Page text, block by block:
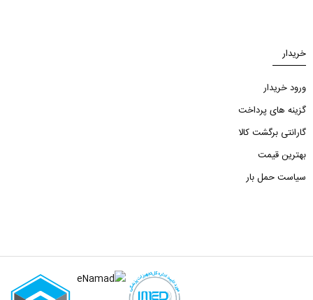
خریدار
ورود خریدار
گزینه های پرداخت
گارانتی برگشت کالا
بهترین قیمت
سیاست حمل بار